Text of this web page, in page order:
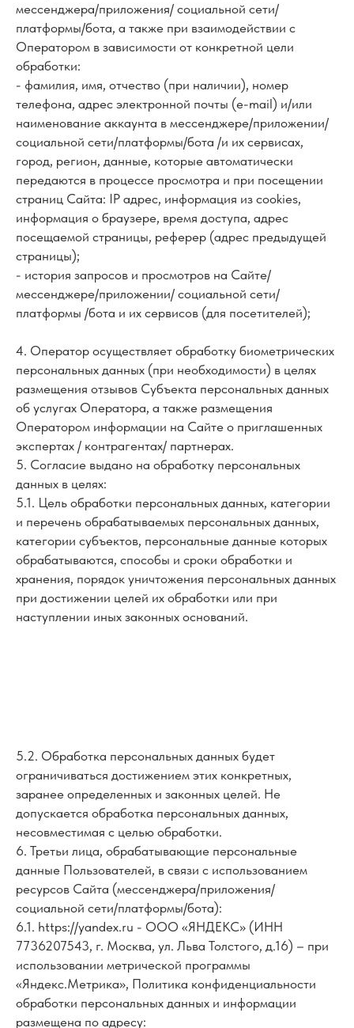
мессенджера/приложения/ социальной сети/
платформы/бота, а также при взаимодействии с
Оператором в зависимости от конкретной цели
обработки:
- фамилия, имя, отчество (при наличии), номер
телефона, адрес электронной почты (e-mail) и/или
наименование аккаунта в мессенджере/приложении/
социальной сети/платформы/бота /и их сервисах,
город, регион, данные, которые автоматически
передаются в процессе просмотра и при посещении
страниц Сайта: IP адрес, информация из cookies,
информация о браузере, время доступа, адрес
посещаемой страницы, реферер (адрес предыдущей
страницы);
- история запросов и просмотров на Сайте/
мессенджере/приложении/ социальной сети/
платформы /бота и их сервисов (для посетителей);
4. Оператор осуществляет обработку биометрических
персональных данных (при необходимости) в целях
размещения отзывов Субъекта персональных данных
об услугах Оператора, а также размещения
Оператором информации на Сайте о приглашенных
экспертах / контрагентах/ партнерах.
5. Согласие выдано на обработку персональных
данных в целях:
5.1. Цель обработки персональных данных, категории
и перечень обрабатываемых персональных данных,
категории субъектов, персональные данные которых
обрабатываются, способы и сроки обработки и
хранения, порядок уничтожения персональных данных
при достижении целей их обработки или при
наступлении иных законных оснований.
5.2. Обработка персональных данных будет
ограничиваться достижением этих конкретных,
заранее определенных и законных целей. Не
допускается обработка персональных данных,
несовместимая с целью обработки.
6. Третьи лица, обрабатывающие персональные
данные Пользователей, в связи с использованием
ресурсов Сайта (мессенджера/приложения/
социальной сети/платформы/бота):
6.1. https://yandex.ru - ООО «ЯНДЕКС» (ИНН
7736207543, г. Москва, ул. Льва Толстого, д.16) – при
использовании метрической программы
«Яндекс.Метрика», Политика конфиденциальности
обработки персональных данных и информации
размещена по адресу: